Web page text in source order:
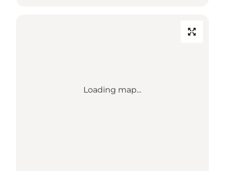
Loading map...